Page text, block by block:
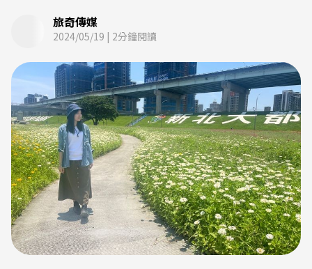
旅奇傳媒
2024/05/19 | 2分鐘閱讀